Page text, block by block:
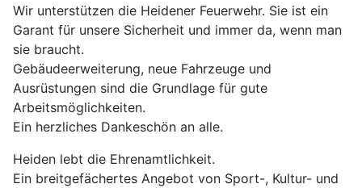
Wir unterstützen die Heidener Feuerwehr. Sie ist ein
Garant für unsere Sicherheit und immer da, wenn man
sie braucht.
Gebäudeerweiterung, neue Fahrzeuge und
Ausrüstungen sind die Grundlage für gute
Arbeitsmöglichkeiten.
Ein herzliches Dankeschön an alle.
Heiden lebt die Ehrenamtlichkeit.
Ein breitgefächertes Angebot von Sport-, Kultur- und